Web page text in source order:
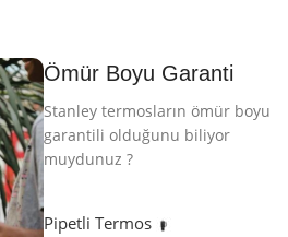
Ömür Boyu Garanti
Stanley termosların ömür boyu
garantili olduğunu biliyor
muydunuz ?
Pipetli Termos